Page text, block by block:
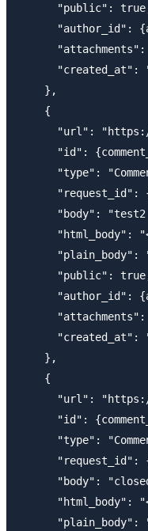
"public":
"author_id":
"attachments":
"created_at":
    },
    {
"url":
"id":
"type":
"request_id":
"body": "test2
"html_body":
"plain_body":
"public":
"author_id":
"attachments":
"created_at":
    },
    {
"url":
"id":
"type":
"request_id":
"body":
"html_body":
"plain_body":